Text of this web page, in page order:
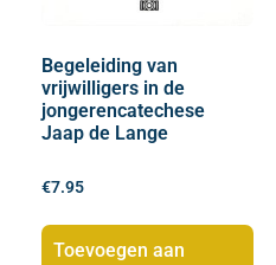
Begeleiding van
vrijwilligers in de
jongerencatechese
Jaap de Lange
€7.95
Toevoegen aan